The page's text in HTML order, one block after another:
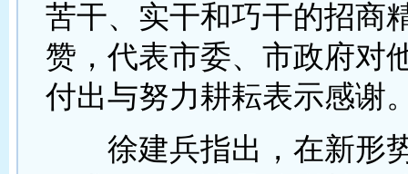
苦干、实干和巧干的招商
赞，代表市委、市政府对
付出与努力耕耘表示感谢
徐建兵指出，在新形